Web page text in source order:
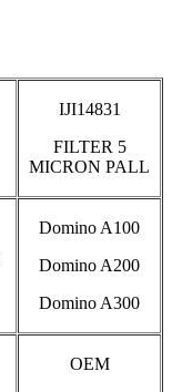
IJI14831
FILTER 5
MICRON PALL
Domino A100
Domino A200
Domino A300
OEM